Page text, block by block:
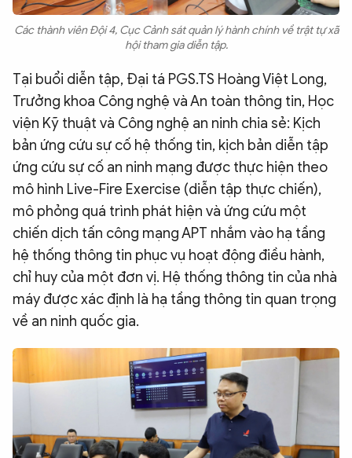
Các thành viên Đội 4, Cục Cảnh sát quản lý hành chính về trật tự xã
hội tham gia diễn tập.
Tại buổi diễn tập, Đại tá PGS.TS Hoàng Việt Long,
Trưởng khoa Công nghệ và An toàn thông tin, Học
viện Kỹ thuật và Công nghệ an ninh chia sẻ: Kịch
bản ứng cứu sự cố hệ thống tin, kịch bản diễn tập
ứng cứu sự cố an ninh mạng được thực hiện theo
mô hình Live-Fire Exercise (diễn tập thực chiến),
mô phỏng quá trình phát hiện và ứng cứu một
chiến dịch tấn công mạng APT nhắm vào hạ tầng
hệ thống thông tin phục vụ hoạt động điều hành,
chỉ huy của một đơn vị. Hệ thống thông tin của nhà
máy được xác định là hạ tầng thông tin quan trọng
về an ninh quốc gia.